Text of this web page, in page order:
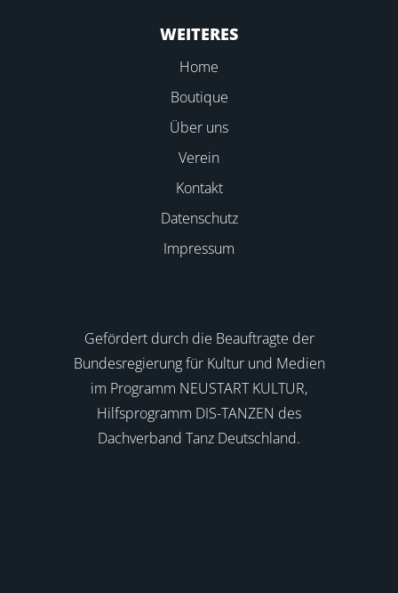
WEITERES
Home
Boutique
Über uns
Verein
Kontakt
Datenschutz
Impressum
Gefördert durch die Beauftragte der
Bundesregierung für Kultur und Medien
im Programm NEUSTART KULTUR,
Hilfsprogramm DIS-TANZEN des
Dachverband Tanz Deutschland.